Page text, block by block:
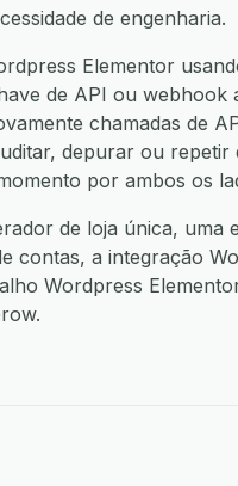
de engenharia.
Elementor
de API ou webhook
chamadas de
depurar ou
por ambos os
de loja única, uma
contas, a integração
Wordpress